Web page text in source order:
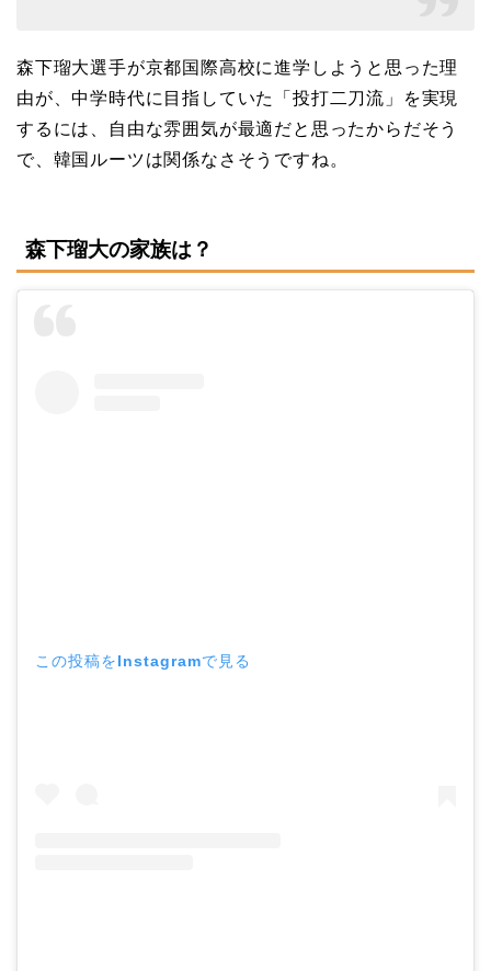
森下瑠大選手が京都国際高校に進学しようと思った理
由が、中学時代に目指していた「投打二刀流」を実現
するには、自由な雰囲気が最適だと思ったからだそう
で、韓国ルーツは関係なさそうですね。
森下瑠大の家族は？
この投稿をInstagramで見る